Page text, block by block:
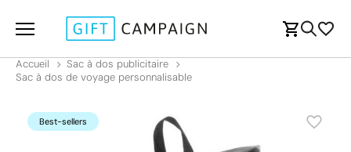
Accueil
Sac à dos publicitaire
Sac à dos de voyage personnalisable
Best-sellers